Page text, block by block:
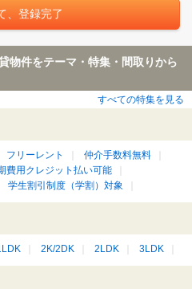
物件をテーマ・特集・間取りから
すべての特集を見る
フリーレント
仲介手数料無料
費用クレジット払い可能
学生割引制度（学割）対象
2K/2DK 2LDK 3LDK